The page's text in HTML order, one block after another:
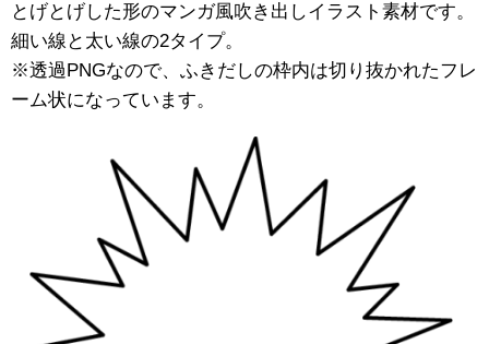
とげとげした形のマンガ風吹き出しイラスト素材です。
細い線と太い線の2タイプ。
※透過PNGなので、ふきだしの枠内は切り抜かれたフレ
ーム状になっています。